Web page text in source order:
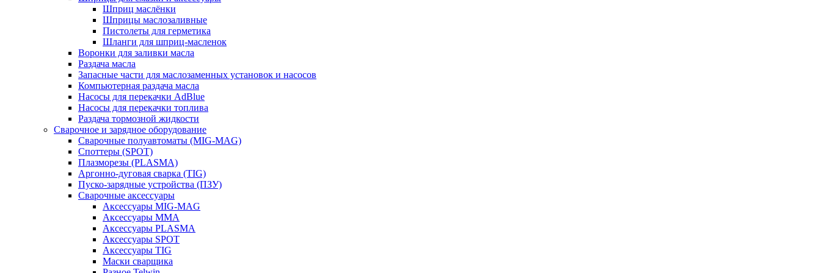
Шприц маслёнки
Шприцы маслозаливные
Пистолеты для герметика
Шланги для шприц-масленок
Воронки для заливки масла
Раздача масла
Запасные части для маслозаменных установок и насосов
Компьютерная раздача масла
Насосы для перекачки AdBlue
Насосы для перекачки топлива
Раздача тормозной жидкости
Сварочное и зарядное оборудование
Сварочные полуавтоматы (MIG-MAG)
Споттеры (SPOT)
Плазморезы (PLASMA)
Аргонно-дуговая сварка (TIG)
Пуско-зарядные устройства (ПЗУ)
Сварочные аксессуары
Аксессуары MIG-MAG
Аксессуары MMA
Аксессуары PLASMA
Аксессуары SPOT
Аксессуары TIG
Маски сварщика